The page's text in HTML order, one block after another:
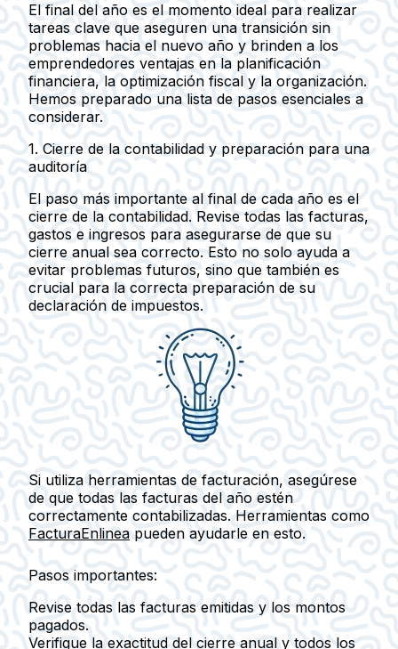
El final del año es el momento ideal para realizar
tareas clave que aseguren una transición sin
problemas hacia el nuevo año y brinden a los
emprendedores ventajas en la planificación
financiera, la optimización fiscal y la organización.
Hemos preparado una lista de pasos esenciales a
considerar.
1. Cierre de la contabilidad y preparación para una
auditoría
El paso más importante al final de cada año es el
cierre de la contabilidad. Revise todas las facturas,
gastos e ingresos para asegurarse de que su
cierre anual sea correcto. Esto no solo ayuda a
evitar problemas futuros, sino que también es
crucial para la correcta preparación de su
declaración de impuestos.
Si utiliza herramientas de facturación, asegúrese
de que todas las facturas del año estén
correctamente contabilizadas. Herramientas como
FacturaEnlinea pueden ayudarle en esto.
Pasos importantes:
Revise todas las facturas emitidas y los montos
pagados.
Verifique la exactitud del cierre anual y todos los